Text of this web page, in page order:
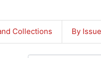
Collections By